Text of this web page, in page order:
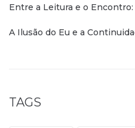
Entre a Leitura e o
A Ilusão do Eu e a
TAGS